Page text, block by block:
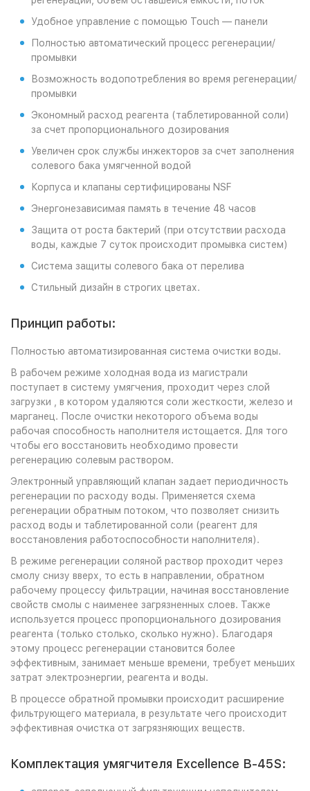
Удобное управление с помощью Touch — панели
Полностью автоматический процесс регенерации/
промывки
Возможность водопотребления во время регенерации/
промывки
Экономный расход реагента (таблетированной соли)
за счет пропорционального дозирования
Увеличен срок службы инжекторов за счет заполнения
солевого бака умягченной водой
Корпуса и клапаны сертифицированы NSF
Энергонезависимая память в течение 48 часов
Защита от роста бактерий (при отсутствии расхода
воды, каждые 7 суток происходит промывка систем)
Система защиты солевого бака от перелива
Стильный дизайн в строгих цветах.
Принцип работы:
Полностью автоматизированная система очистки воды.
В рабочем режиме холодная вода из магистрали
поступает в систему умягчения, проходит через слой
загрузки , в котором удаляются соли жесткости, железо и
марганец. После очистки некоторого объема воды
рабочая способность наполнителя истощается. Для того
чтобы его восстановить необходимо провести
регенерацию солевым раствором.
Электронный управляющий клапан задает периодичность
регенерации по расходу воды. Применяется схема
регенерации обратным потоком, что позволяет снизить
расход воды и таблетированной соли (реагент для
восстановления работоспособности наполнителя).
В режиме регенерации соляной раствор проходит через
смолу снизу вверх, то есть в направлении, обратном
рабочему процессу фильтрации, начиная восстановление
свойств смолы с наименее загрязненных слоев. Также
используется процесс пропорционального дозирования
реагента (только столько, сколько нужно). Благодаря
этому процесс регенерации становится более
эффективным, занимает меньше времени, требует меньших
затрат электроэнергии, реагента и воды.
В процессе обратной промывки происходит расширение
фильтрующего материала, в результате чего происходит
эффективная очистка от загрязняющих веществ.
Комплектация умягчителя Excellence B-45S: